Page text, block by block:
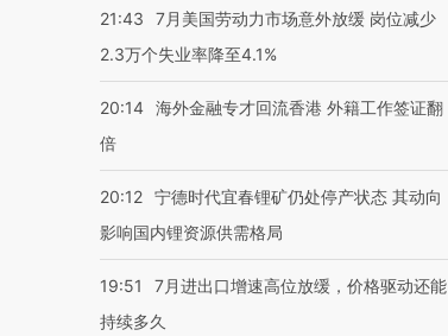
21:43
7月美国劳动力市场意外放缓 岗位减少
2.3万个失业率降至4.1%
20:14 海外金融专才回流香港 外籍工作签证翻
倍
20:12 宁德时代宜春锂矿仍处停产状态 其动向
影响国内锂资源供需格局
19:51
7月进出口增速高位放缓，价格驱动还能
持续多久